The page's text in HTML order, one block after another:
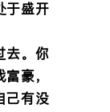
于盛开
去。你
豪，
己有没